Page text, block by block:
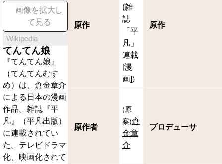
画像を拡大し
て見る
Wikipedia
てんてん娘
『てんてん娘』
（てんてんむす
め）は、倉金章介
による日本の漫画
作品。雑誌『平
凡』（平凡出版）
に連載されてい
た。テレビドラマ
化、映画化されて
原作
(雑
誌
「平
凡」
連載
[漫
画])
原作
原作者
(原
案)倉
金章
介
プロデューサ